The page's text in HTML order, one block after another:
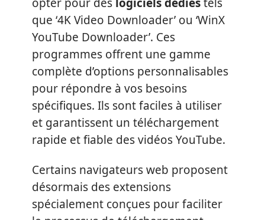
que ‘4K Video Downloader’ ou ‘WinX
YouTube Downloader’. Ces
programmes offrent une gamme
complète d’options personnalisables
pour répondre à vos besoins
spécifiques. Ils sont faciles à utiliser
et garantissent un téléchargement
rapide et fiable des vidéos YouTube.
Certains navigateurs web proposent
désormais des extensions
spécialement conçues pour faciliter